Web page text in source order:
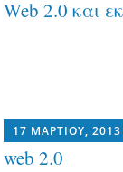
Web 2.0 και
17 ΜΑΡΤΊΟΥ, 2013
web 2.0